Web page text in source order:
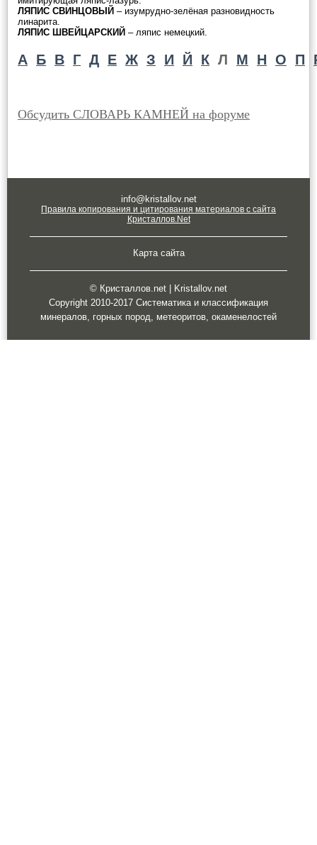
ЛЯПИС СВИНЦОВЫЙ – изумрудно-зелёная разновидность
линарита.
ЛЯПИС ШВЕЙЦАРСКИЙ – ляпис немецкий.
А Б В Г Д Е Ж З И Й К Л М Н О П
Обсудить СЛОВАРЬ КАМНЕЙ на форуме
info@kristallov.net
Правила копирования и цитирования материалов с сайта
Кристаллов.Net
Карта сайта
© Кристаллов.net | Kristallov.net
Copyright 2010-2017 Систематика и классификация
минералов, горных пород, метеоритов, окаменелостей